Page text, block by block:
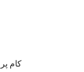
کام